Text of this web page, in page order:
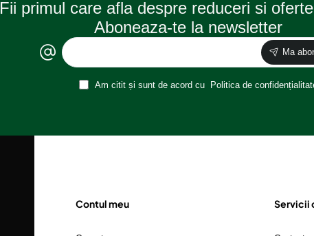
Fii primul care afla despre reduceri si
Aboneaza-te la newsletter
Ma
Am citit și sunt de acord cu Politica de
Contul meu Servicii